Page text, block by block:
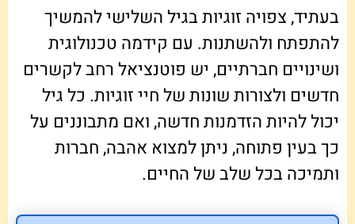
בעתיד, צפויה זוגיות בגיל השלישי להמשיך
להתפתח ולהשתנות. עם קידמה טכנולוגית
ושינויים חברתיים, יש פוטנציאל רחב לקשרים
חדשים ולצורות שונות של חיי זוגיות. כל גיל
יכול להיות הזדמנות חדשה, ואם מתבוננים על
כך בעין פתוחה, ניתן למצוא אהבה, חברות
ותמיכה בכל שלב של החיים.